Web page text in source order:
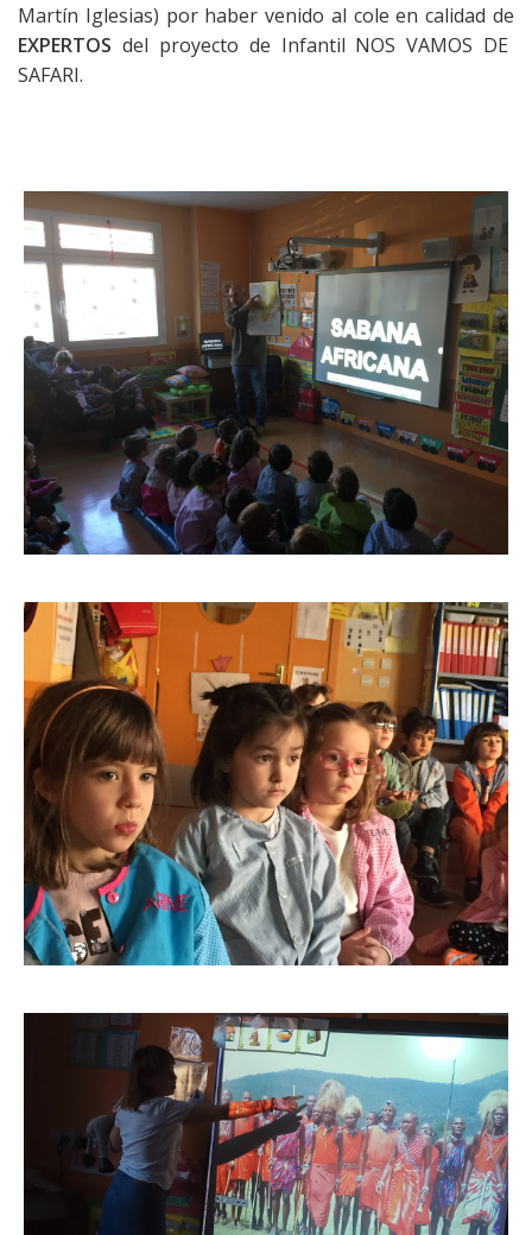
Martín Iglesias) por haber venido al cole en calidad de
EXPERTOS del proyecto de Infantil NOS VAMOS DE
SAFARI.